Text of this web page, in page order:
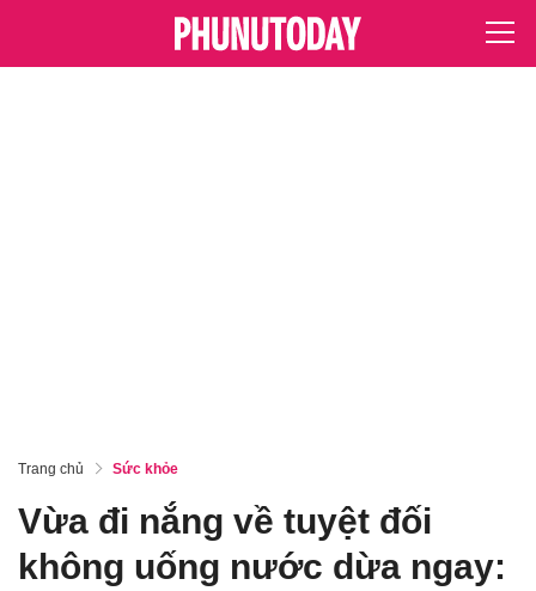
Trang chủ Sức khỏe
Vừa đi nắng về tuyệt đối
không uống nước dừa ngay: